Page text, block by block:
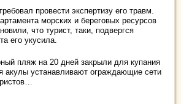
провести экспертизу его травм.
морских и береговых ресурсов
что турист, таки, подвергся
его укусила.
пляж на 20 дней закрыли для купания
акулы устанавливают ограждающие сети